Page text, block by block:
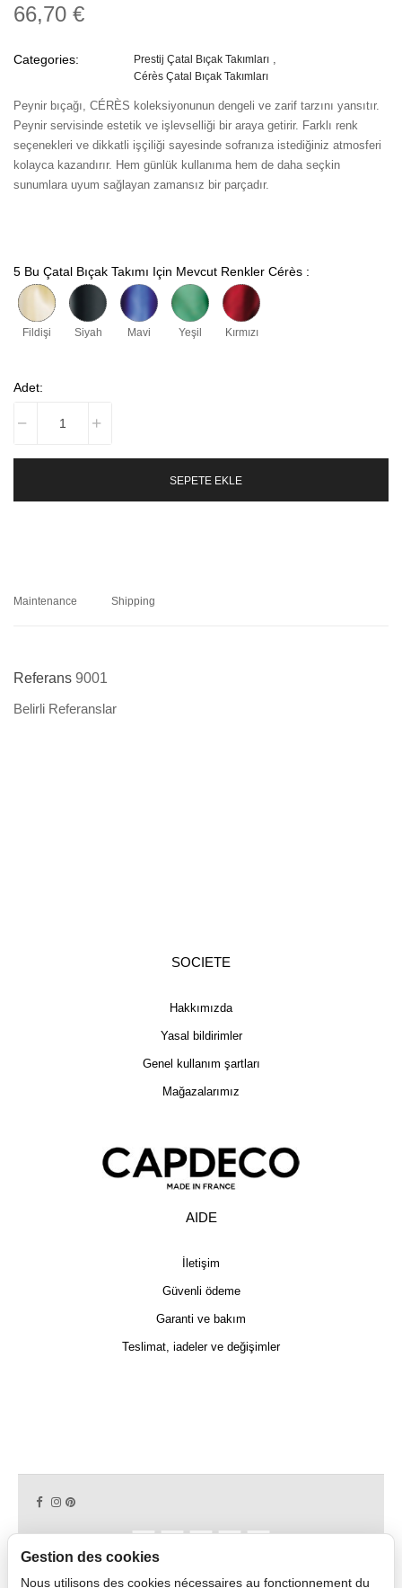
66,70 €
Categories:
Prestij Çatal Bıçak Takımları
Cérès Çatal Bıçak Takımları
Peynir bıçağı, CÉRÈS koleksiyonunun dengeli ve zarif tarzını yansıtır.
Peynir servisinde estetik ve işlevselliği bir araya getirir. Farklı renk
seçenekleri ve dikkatli işçiliği sayesinde sofranıza istediğiniz atmosferi
kolayca kazandırır. Hem günlük kullanıma hem de daha seçkin
sunumlara uyum sağlayan zamansız bir parçadır.
5 Bu Çatal Bıçak Takımı Için Mevcut Renkler Cérès :
Fildişi Siyah Mavi Yeşil Kırmızı
Adet:
SEPETE EKLE
Maintenance Shipping
Referans 9001
Belirli Referanslar
SOCIETE
Hakkımızda
Yasal bildirimler
Genel kullanım şartları
Mağazalarımız
AIDE
İletişim
Güvenli ödeme
Garanti ve bakım
Teslimat, iadeler ve değişimler
Gestion des cookies
Nous utilisons des cookies nécessaires au fonctionnement du